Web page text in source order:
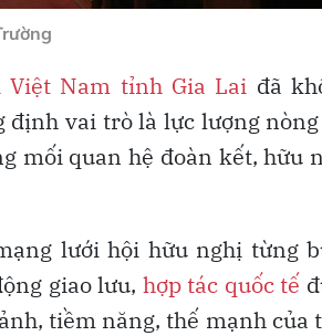
Nam tỉnh Gia Lai đã
định vai trò là lực lượng
mối quan hệ đoàn kết, hữu
lưới hội hữu nghị từng
giao lưu, hợp tác quốc tế
tiềm năng, thế mạnh của